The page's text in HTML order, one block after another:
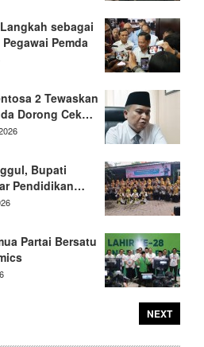
sebagai
Pemda
2 Tewaskan
Dorong Cek…
Bupati
Pendidikan…
Partai Bersatu
NEXT